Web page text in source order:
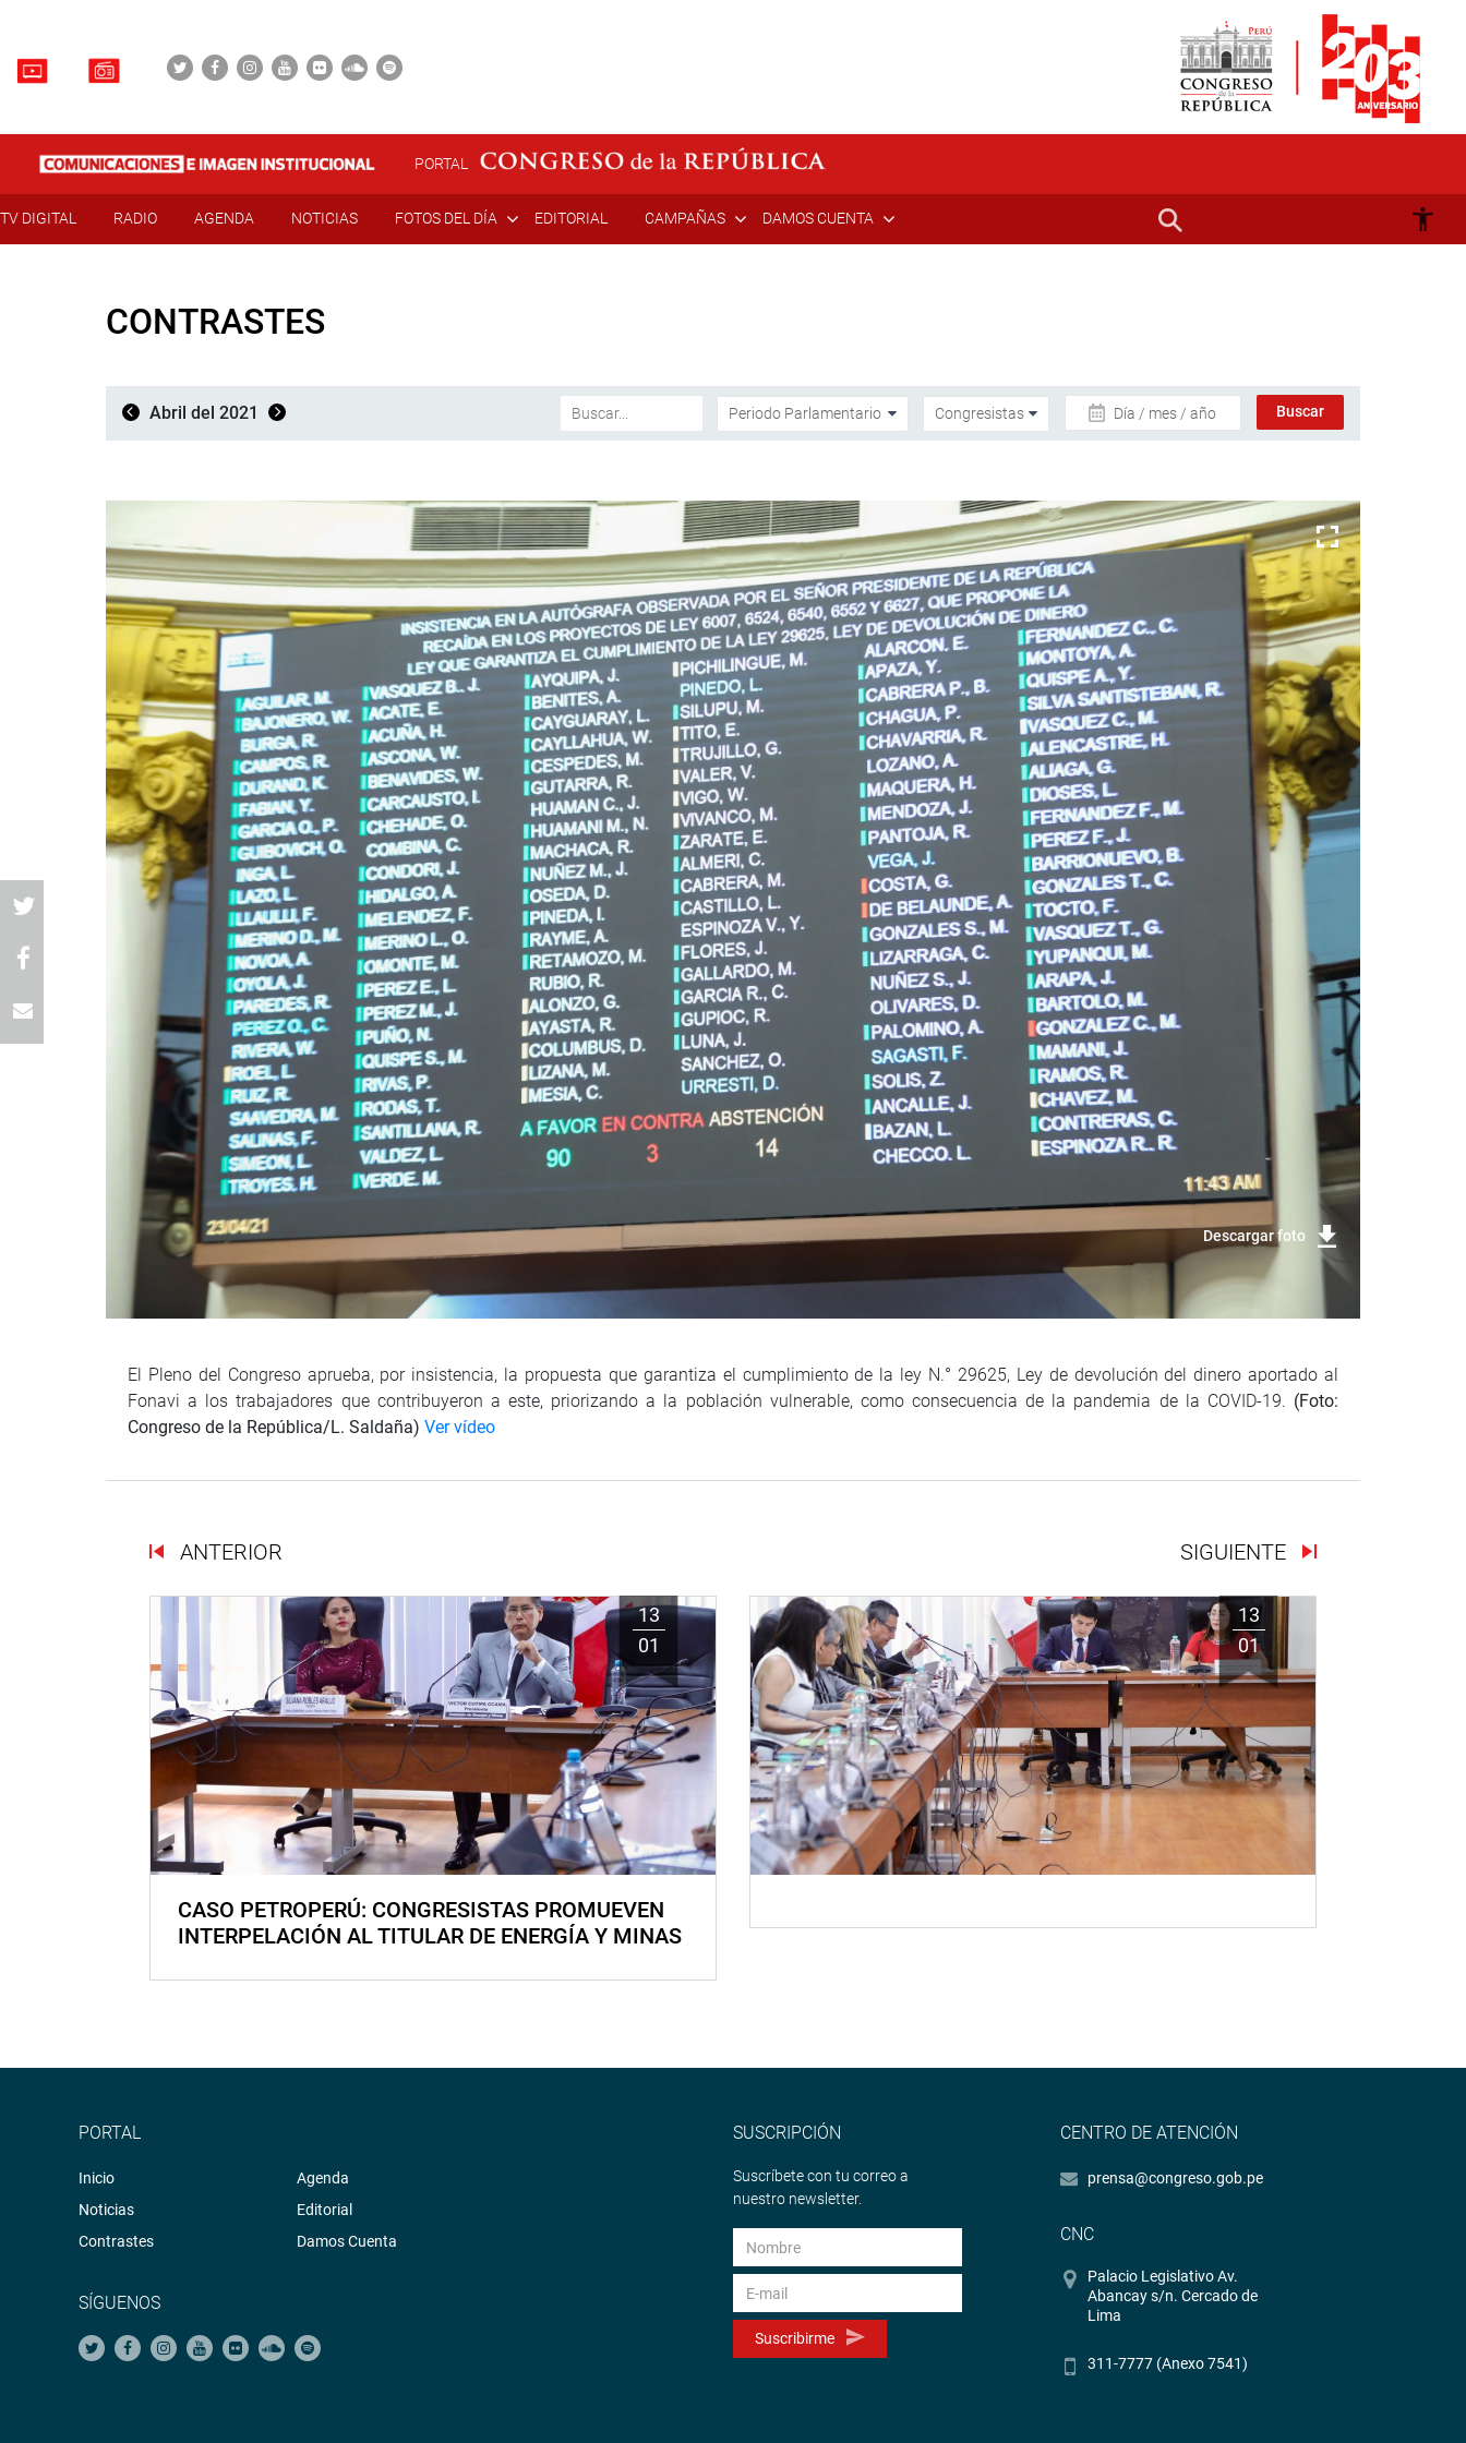
PORTAL
TV DIGITAL RADIO AGENDA NOTICIAS FOTOS DEL DÍA EDITORIAL CAMPAÑAS DAMOS CUENTA
CONTRASTES
Abril del 2021 Día / mes / año
Descargar foto
El Pleno del Congreso aprueba, por insistencia, la propuesta que garantiza el cumplimiento de la ley N.° 29625, Ley de devolución del dinero aportado al
Fonavi a los trabajadores que contribuyeron a este, priorizando a la población vulnerable, como consecuencia de la pandemia de la COVID-19. (Foto:
Congreso de la República/L. Saldaña) Ver vídeo
ANTERIOR SIGUIENTE
13
01
CASO PETROPERÚ: CONGRESISTAS PROMUEVEN
INTERPELACIÓN AL TITULAR DE ENERGÍA Y MINAS
13
01
PORTAL
Inicio
Noticias
Contrastes
Agenda
Editorial
Damos Cuenta
SÍGUENOS
SUSCRIPCIÓN
Suscríbete con tu correo a
nuestro newsletter.
Suscribirme
CENTRO DE ATENCIÓN
prensa@congreso.gob.pe
CNC
Palacio Legislativo Av.
Abancay s/n. Cercado de
Lima
311-7777 (Anexo 7541)